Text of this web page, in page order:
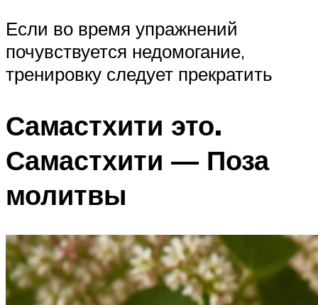
Если во время упражнений
почувствуется недомогание,
тренировку следует прекратить
Самастхити это.
Самастхити — Поза
молитвы